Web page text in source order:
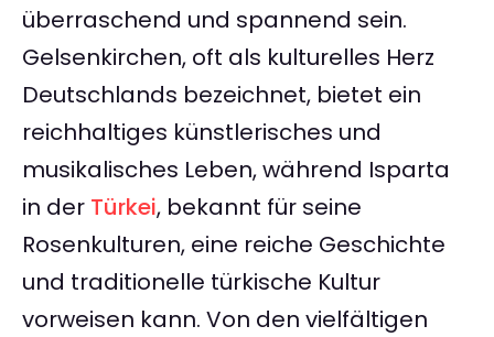
überraschend und spannend sein.
Gelsenkirchen, oft als kulturelles Herz
Deutschlands bezeichnet, bietet ein
reichhaltiges künstlerisches und
musikalisches Leben, während Isparta
in der Türkei, bekannt für seine
Rosenkulturen, eine reiche Geschichte
und traditionelle türkische Kultur
vorweisen kann. Von den vielfältigen